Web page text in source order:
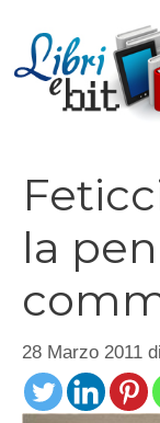
contenuto
la
28 Marzo 2011 di